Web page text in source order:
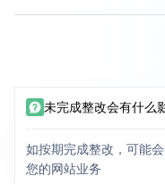
未完成整改会有什么
如按期完成整改，可能
您的网站业务